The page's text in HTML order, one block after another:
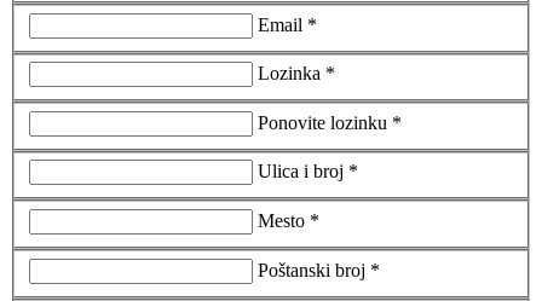
Email *
Lozinka *
Ponovite lozinku *
Ulica i broj *
Mesto *
Poštanski broj *